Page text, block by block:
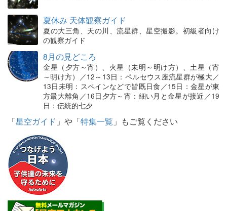
夏休み 天体観察ガイド
夏の大三角、天の川、流星群、星空撮影。初級者向け
の観察ガイド
8月の見どころ
金星（夕方～宵）、火星（未明～明け方）、土星（宵
～明け方）／12～13日：ペルセウス座流星群が極大／
13日未明：スペインなどで皆既日食／15日：金星が東
方最大離角／16日夕方～宵：細い月と金星が接近／19
日：伝統的七夕
「星空ガイド 」や「特集一覧 」もご覧ください